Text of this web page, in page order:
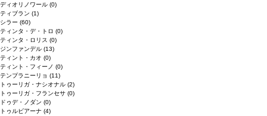
ディオリノワール (0)
ティブラン (1)
シラー (60)
ティンタ・デ・トロ (0)
ティンタ・ロリス (0)
ジンファンデル (13)
ティント・カオ (0)
ティント・フィーノ (0)
テンプラニーリョ (11)
トゥーリガ・ナシオナル (2)
トゥーリガ・フランセサ (0)
ドゥデ・ノダン (0)
トゥルビアーナ (4)